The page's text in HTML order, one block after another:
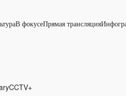
В фокусеПрямая трансляция
CCTV+